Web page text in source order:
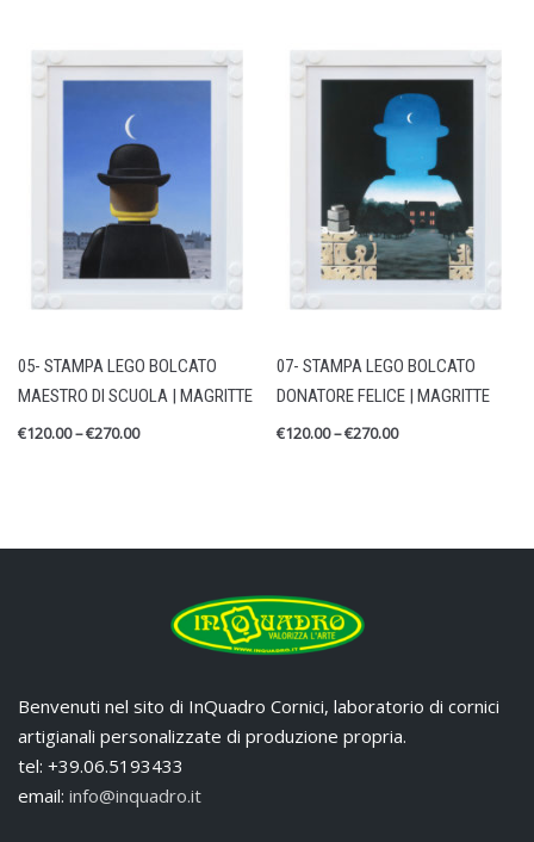
05- STAMPA LEGO BOLCATO
MAESTRO DI SCUOLA | MAGRITTE
€120.00–€270.00
07- STAMPA LEGO BOLCATO
DONATORE FELICE | MAGRITTE
€120.00–€270.00
Benvenuti nel sito di InQuadro Cornici, laboratorio di cornici
artigianali personalizzate di produzione propria.
tel: +39.06.5193433
email: info@inquadro.it